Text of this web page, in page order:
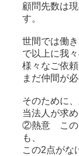
顧問先数は
す。
世間では働
で以上に我
様々なご依
まだ仲間が必
そのために
当法人が求
②熱意 この2
も、
この2点がな